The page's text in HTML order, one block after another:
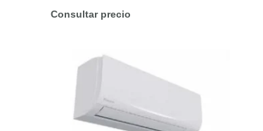
Consultar precio